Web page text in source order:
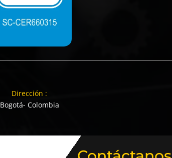
Dirección :
Bogotá- Colombia